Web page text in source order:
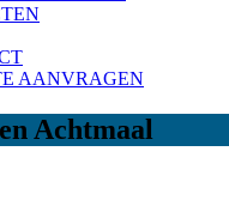
AANVRAGEN
Achtmaal